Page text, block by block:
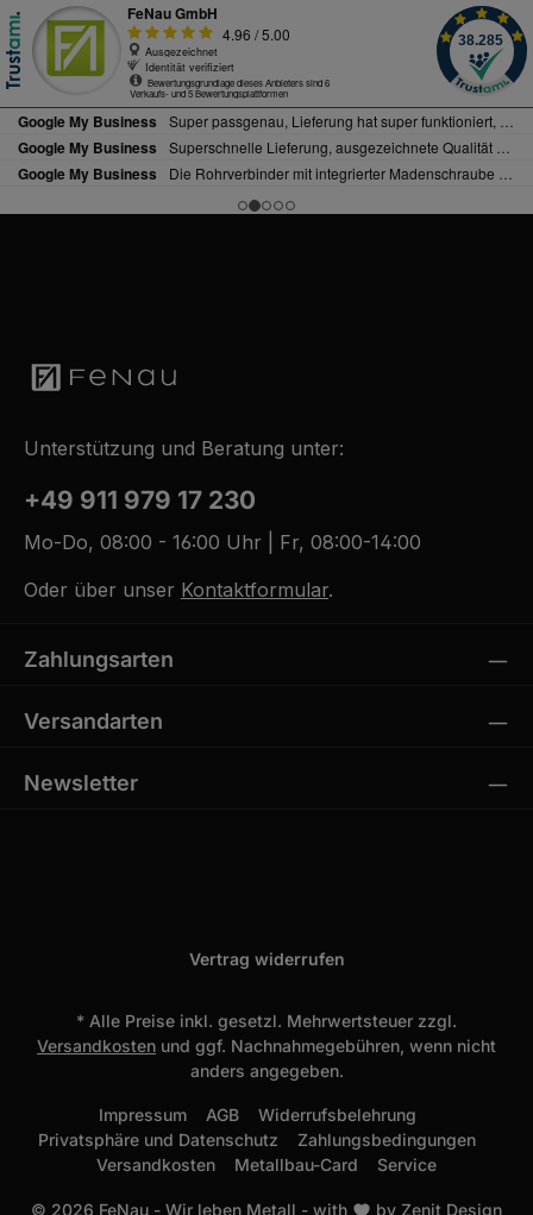
Unterstützung und Beratung unter:
+49 911 979 17 230
Mo-Do, 08:00 - 16:00 Uhr | Fr, 08:00-14:00
Oder über unser Kontaktformular.
Zahlungsarten
Versandarten
Newsletter
Vertrag widerrufen
* Alle Preise inkl. gesetzl. Mehrwertsteuer zzgl.
Versandkosten und ggf. Nachnahmegebühren, wenn nicht
anders angegeben.
© 2026 FeNau - Wir leben Metall - with by Zenit Design
Impressum AGB
Widerrufsbelehrung
Privatsphäre und Datenschutz
Zahlungsbedingungen
Versandkosten
Metallbau-Card Service